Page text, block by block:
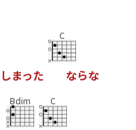
しまった
C
ならな
Bdim C